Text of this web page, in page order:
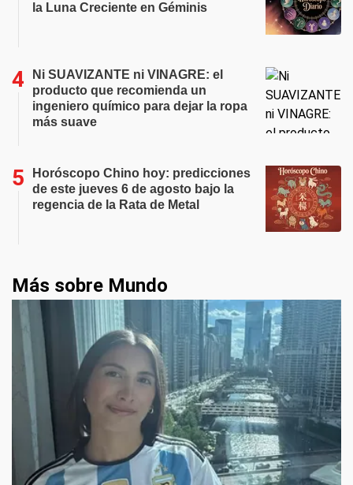
la Luna Creciente en Géminis
Ni SUAVIZANTE ni VINAGRE: el
producto que recomienda un
ingeniero químico para dejar la ropa
más suave
Horóscopo Chino hoy: predicciones
de este jueves 6 de agosto bajo la
regencia de la Rata de Metal
Más sobre Mundo